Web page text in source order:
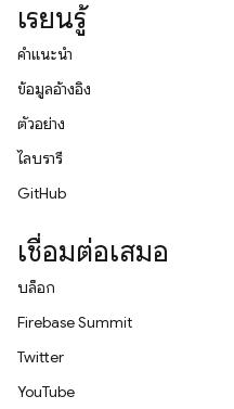
เรียนรู้
คำแนะนำ
ข้อมูลอ้างอิง
ตัวอย่าง
ไลบรารี
GitHub
เชื่อมต่อเสมอ
บล็อก
Firebase Summit
Twitter
YouTube